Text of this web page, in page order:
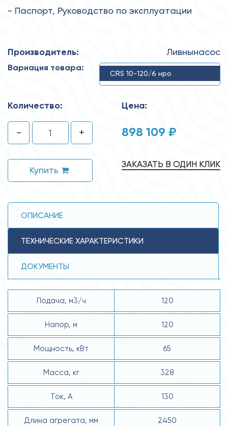
- Паспорт, Руководство по эксплуатации
Производитель: Ливнынасос
Вариация товара:
CRS 10-120/6 нро
Количество:
- +
Купить
Цена:
898 109 ₽
ЗАКАЗАТЬ В ОДИН КЛИК
ОПИСАНИЕ
ТЕХНИЧЕСКИЕ ХАРАКТЕРИСТИКИ
ДОКУМЕНТЫ
Подача, м3/ч 120
Напор, м 120
Мощность, кВт 65
Масса, кг 328
Ток, А 130
Длина агрегата, мм 2450